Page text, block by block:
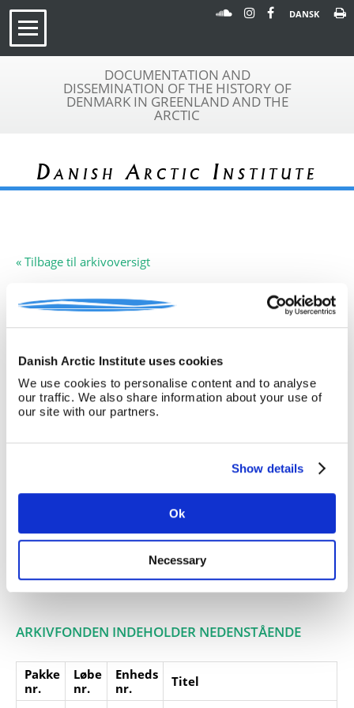
Danish Arctic Institute uses cookies
We use cookies to personalise content and to analyse
our traffic. We also share information about your use of
our site with our partners.
Show details
Ok
Necessary
DANSK
DOCUMENTATION AND
DISSEMINATION OF THE HISTORY OF
DENMARK IN GREENLAND AND THE
ARCTIC
Danish Arctic Institute
« Tilbage til arkivoversigt
Arkivfond
A 235
Brandi Film
(sandheden om Grønland), 1948
Giver:
Accessionsdato:
Ingen note registreret
Personer:
ARKIVFONDEN INDEHOLDER NEDENSTÅENDE
Pakke
nr.
Løbe
nr.
Enheds
nr.
Titel